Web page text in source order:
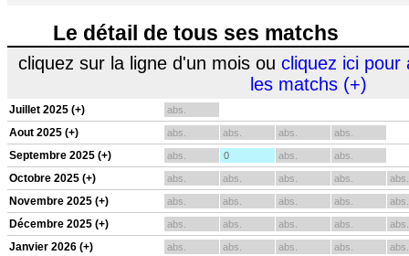
Le détail de tous ses matchs
cliquez sur la ligne d'un mois ou cliquez ici pour
les matchs (+)
Juillet 2025 (+) abs.
Aout 2025 (+) abs. abs. abs. abs.
Septembre 2025 (+) abs. 0 abs. abs.
Octobre 2025 (+) abs. abs. abs. abs. abs.
Novembre 2025 (+) abs. abs. abs. abs. abs.
Décembre 2025 (+) abs. abs. abs. abs. abs.
Janvier 2026 (+) abs. abs. abs. abs. abs.